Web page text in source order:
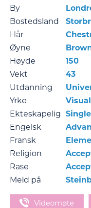
By
Bostedsland
Hår
Øyne
Høyde
150
Vekt
43
Utdanning
Yrke
Ekteskapelig Single
Engelsk
Fransk
Religion
Rase
Meld på
Videomøte